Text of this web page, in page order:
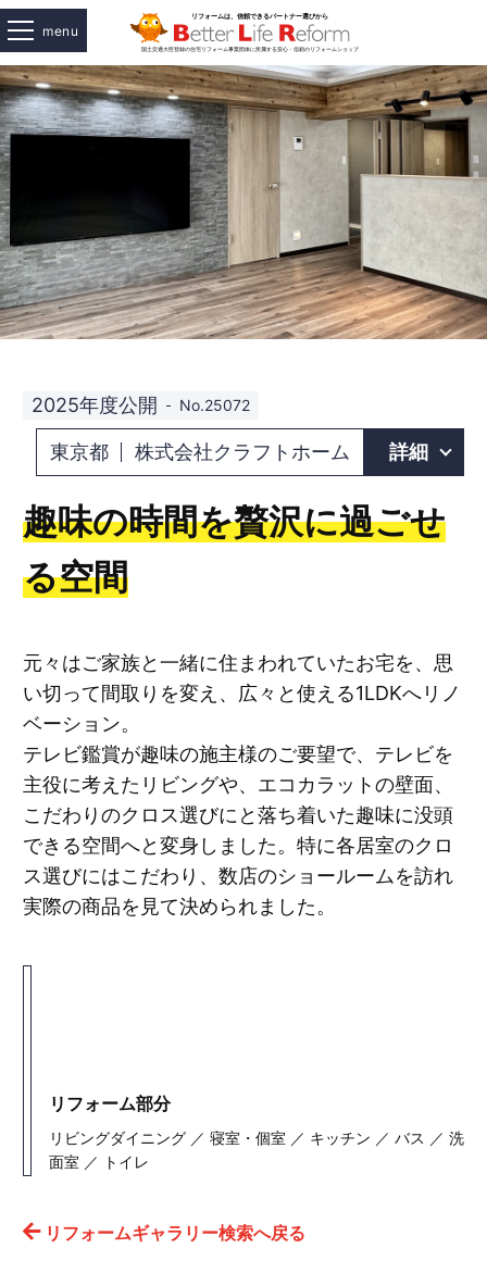
menu
2025年度公開 No.25072
東京都 株式会社クラフトホーム 詳細
趣味の時間を贅沢に過ごせ
る空間
元々はご家族と一緒に住まわれていたお宅を、思
い切って間取りを変え、広々と使える1LDKへリノ
ベーション。
テレビ鑑賞が趣味の施主様のご要望で、テレビを
主役に考えたリビングや、エコカラットの壁面、
こだわりのクロス選びにと落ち着いた趣味に没頭
できる空間へと変身しました。特に各居室のクロ
ス選びにはこだわり、数店のショールームを訪れ
実際の商品を見て決められました。
リフォーム部分
リビングダイニング ／ 寝室・個室 ／ キッチン ／ バス ／ 洗
面室 ／ トイレ
リフォームギャラリー検索へ戻る